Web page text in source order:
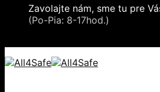
Zavolajte nám, sme tu pre
(Po-Pia: 8-17hod.)